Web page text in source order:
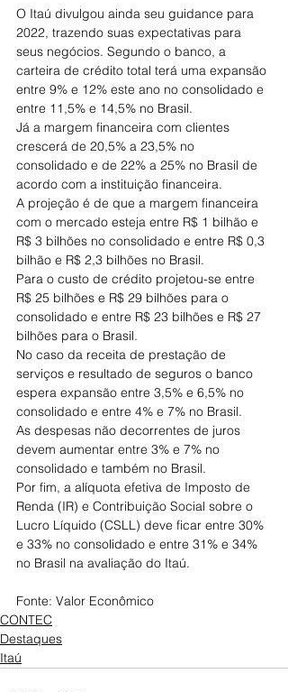
O Itaú divulgou ainda seu guidance para
2022, trazendo suas expectativas para
seus negócios. Segundo o banco, a
carteira de crédito total terá uma expansão
entre 9% e 12% este ano no consolidado e
entre 11,5% e 14,5% no Brasil.
Já a margem financeira com clientes
crescerá de 20,5% a 23,5% no
consolidado e de 22% a 25% no Brasil de
acordo com a instituição financeira.
A projeção é de que a margem financeira
com o mercado esteja entre R$ 1 bilhão e
R$ 3 bilhões no consolidado e entre R$ 0,3
bilhão e R$ 2,3 bilhões no Brasil.
Para o custo de crédito projetou-se entre
R$ 25 bilhões e R$ 29 bilhões para o
consolidado e entre R$ 23 bilhões e R$ 27
bilhões para o Brasil.
No caso da receita de prestação de
serviços e resultado de seguros o banco
espera expansão entre 3,5% e 6,5% no
consolidado e entre 4% e 7% no Brasil.
As despesas não decorrentes de juros
devem aumentar entre 3% e 7% no
consolidado e também no Brasil.
Por fim, a alíquota efetiva de Imposto de
Renda (IR) e Contribuição Social sobre o
Lucro Líquido (CSLL) deve ficar entre 30%
e 33% no consolidado e entre 31% e 34%
no Brasil na avaliação do Itaú.
Fonte: Valor Econômico
CONTEC
Destaques
Itaú